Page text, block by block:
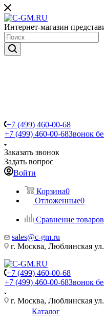
Интернет-магазин
+7 (499) 460-00-68
+7 (499) 460-00-68Звонок
Заказать звонок
Задать вопрос
Войти
Корзина0
Отложенные0
Сравнение товаров
sales@c-gm.ru
г. Москва, Люблинская
+7 (499) 460-00-68
+7 (499) 460-00-68Звонок
г. Москва, Люблинская
Каталог